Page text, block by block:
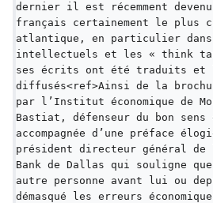
dernier il est récemment
français certainement le plus
atlantique, en particulier
intellectuels et les « think
ses écrits ont été traduits et
diffusés<ref>Ainsi de la
par l’Institut économique de
Bastiat, défenseur du bon sens
accompagnée d’une préface
président directeur général de
Bank de Dallas qui souligne
autre personne avant lui ou
démasqué les erreurs